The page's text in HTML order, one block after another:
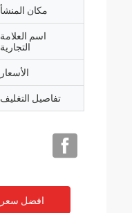
مكان المنشأ
اسم العلامة
التجارية
الأسعار
تفاصيل التغليف
افضل سعر